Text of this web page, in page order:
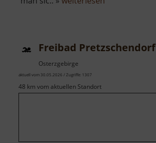
Freibad Pretzschendorf
Osterzgebirge
aktuell vom 30.05.2026 / Zugriffe: 1307
48 km vom aktuellen Standort